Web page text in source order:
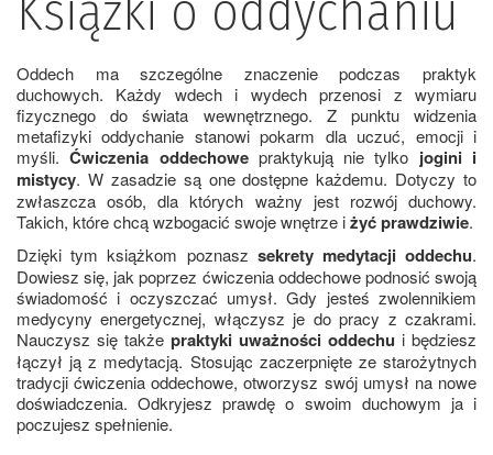
Oddech ma szczególne znaczenie podczas praktyk
duchowych. Każdy wdech i wydech przenosi z wymiaru
fizycznego do świata wewnętrznego. Z punktu widzenia
metafizyki oddychanie stanowi pokarm dla uczuć, emocji i
myśli.Ćwiczenia oddechowepraktykują nie tylko jogini i
mistycy. W zasadzie są one dostępne każdemu. Dotyczy to
zwłaszcza osób, dla których ważny jest rozwój duchowy.
Takich, które chcą wzbogacić swoje wnętrze iżyć prawdziwie.
Dzięki tym książkom poznasz sekrety medytacji oddechu.
Dowiesz się, jak poprzez ćwiczenia oddechowe podnosić swoją
świadomość i oczyszczać umysł. Gdy jesteś zwolennikiem
medycyny energetycznej, włączysz je do pracy z czakrami.
Nauczysz się także praktyki uważności oddechu i będziesz
łączył ją z medytacją. Stosując zaczerpnięte ze starożytnych
tradycji ćwiczenia oddechowe, otworzysz swój umysł na nowe
doświadczenia. Odkryjesz prawdę o swoim duchowym ja i
poczujesz spełnienie.